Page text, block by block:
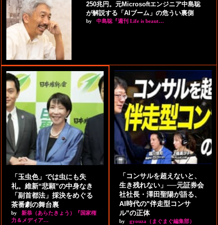
250兆円。元Microsoftエンジニア中島聡
が解説する「AIブーム」の危うい裏側
by 中島聡『週刊 Life is beaut…
「玉虫色」では虫にも失
礼。維新“悲願”の中身なき
「副首都法」採決をめぐる
茶番劇の舞台裏
by
新恭（あらたきょう）『国家権
力＆メディア…
「コンサルを超えないと、
生き残れない」──元証券会
社社長・澤田聖陽が語る、
AI時代の"伴走型コンサ
ル"の正体
by gyouza（まぐまぐ編集部）